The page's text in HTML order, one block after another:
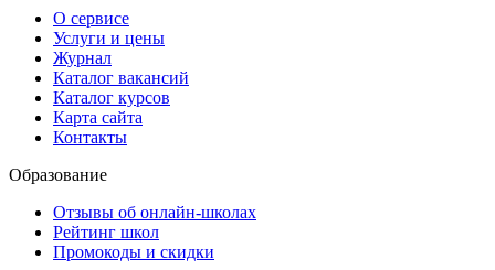
О сервисе
Услуги и цены
Журнал
Каталог вакансий
Каталог курсов
Карта сайта
Контакты
Образование
Отзывы об онлайн-школах
Рейтинг школ
Промокоды и скидки